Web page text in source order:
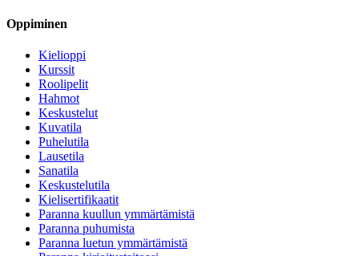
Oppiminen
Kielioppi
Kurssit
Roolipelit
Hahmot
Keskustelut
Kuvatila
Puhelutila
Lausetila
Sanatila
Keskustelutila
Kielisertifikaatit
Paranna kuullun ymmärtämistä
Paranna puhumista
Paranna luetun ymmärtämistä